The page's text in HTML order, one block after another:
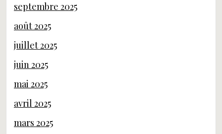
septembre 2025
août 2025
juillet 2025
juin 2025
mai 2025
avril 2025
mars 2025